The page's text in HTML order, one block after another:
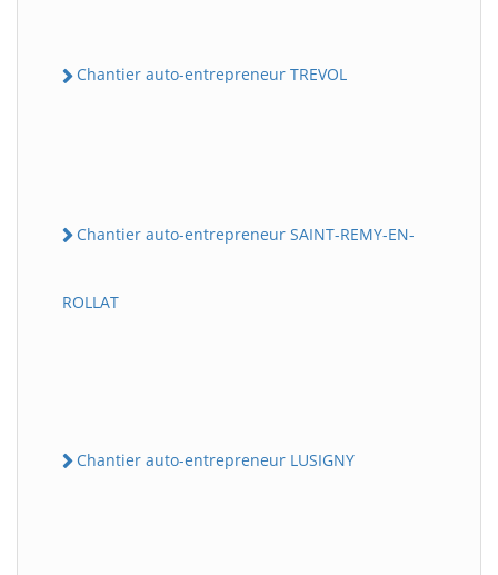
Chantier auto-entrepreneur TREVOL
Chantier auto-entrepreneur SAINT-REMY-EN-
ROLLAT
Chantier auto-entrepreneur LUSIGNY